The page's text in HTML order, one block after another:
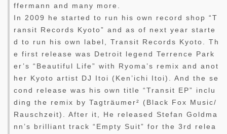
ffermann and many more.
In 2009 he started to run his own record shop “T
ransit Records Kyoto” and as of next year starte
d to run his own label, Transit Records Kyoto. Th
e first release was Detroit legend Terrence Park
er’s “Beautiful Life” with Ryoma’s remix and anot
her Kyoto artist DJ Itoi (Ken’ichi Itoi). And the se
cond release was his own title “Transit EP” inclu
ding the remix by Tagträumer² (Black Fox Music/
Rauschzeit). After it, He released Stefan Goldma
nn’s brilliant track “Empty Suit” for the 3rd relea